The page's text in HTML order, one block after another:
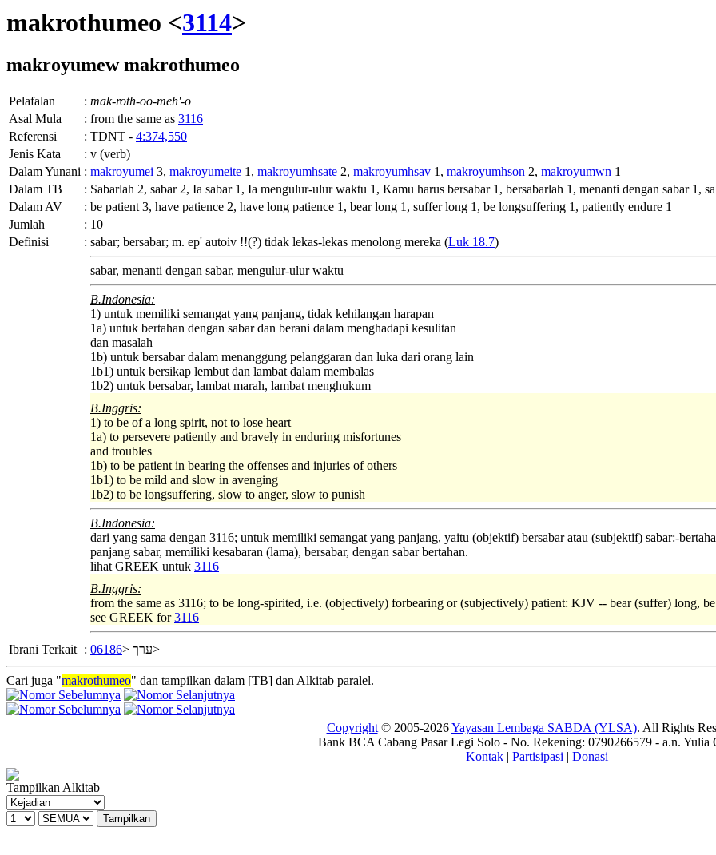
makrothumeo <3114>
makroyumewmakrothumeo
Pelafalan : mak-roth-oo-meh'-o
Asal Mula
: from the same as 3116
Referensi
: TDNT - 4:374,550
Jenis Kata
: v (verb)
Dalam Yunani : makroyumei 3, makroyumeite 1, makroyumhsate 2, makroyumhsav 1, makroyumhson 2, makroyumwn 1
Dalam TB
: Sabarlah 2, sabar 2, Ia sabar 1, Ia mengulur-ulur waktu 1, Kamu harus bersabar 1, bersabarlah 1, menanti dengan sabar 1,
Dalam AV
: be patient 3, have patience 2, have long patience 1, bear long 1, suffer long 1, be longsuffering 1, patiently endure 1
Jumlah
: 10
Definisi
: sabar; bersabar; m. ep' autoiv !!(?) tidak lekas-lekas menolong mereka (Luk 18.7)
sabar, menanti dengan sabar, mengulur-ulur waktu
B.Indonesia:
1) untuk memiliki semangat yang panjang, tidak kehilangan harapan
1a) untuk bertahan dengan sabar dan berani dalam menghadapi kesulitan
dan masalah
1b) untuk bersabar dalam menanggung pelanggaran dan luka dari orang lain
1b1) untuk bersikap lembut dan lambat dalam membalas
1b2) untuk bersabar, lambat marah, lambat menghukum
B.Inggris:
1) to be of a long spirit, not to lose heart
1a) to persevere patiently and bravely in enduring misfortunes
and troubles
1b) to be patient in bearing the offenses and injuries of others
1b1) to be mild and slow in avenging
1b2) to be longsuffering, slow to anger, slow to punish
B.Indonesia:
dari yang sama dengan 3116; untuk memiliki semangat yang panjang, yaitu (objektif) bersabar atau (subjektif) sabar:-
panjang sabar, memiliki kesabaran (lama), bersabar, dengan sabar bertahan.
lihat GREEK untuk 3116
B.Inggris:
from the same as 3116; to be long-spirited, i.e. (objectively) forbearing or (subjectively) patient: KJV -- bear (suffer) long,
see GREEK for3116
Ibrani Terkait : ערך <06186 >
Cari juga "makrothumeo" dan tampilkan dalam [TB] dan Alkitab paralel.
Copyright© 2005-2026Yayasan Lembaga SABDA (YLSA). All Rights
Bank BCA Cabang Pasar Legi Solo - No. Rekening: 0790266579 - a.n. Yulia
Kontak | Partisipasi | Donasi
Tampilkan Alkitab